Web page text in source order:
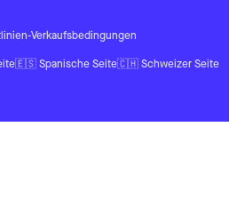
-Verkaufsbedingungen
🇪🇸 Spanische Seite🇨🇭 Schweizer Seite